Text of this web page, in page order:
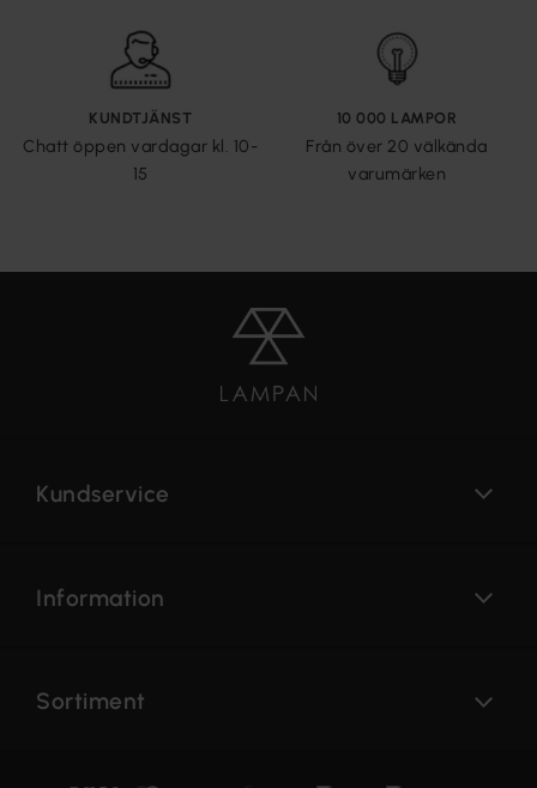
KUNDTJÄNST
Chatt öppen vardagar kl. 10-
15
10 000 LAMPOR
Från över 20 välkända
varumärken
Kundservice
Information
Sortiment